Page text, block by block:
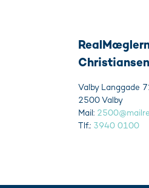
Valby Langgade
2500 Valby
Mail:
Tlf.: 3940 0100